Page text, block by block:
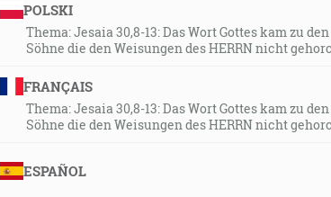
POLSKI
Thema: Jesaia 30,8-13: Das Wort Gottes kam zu
Söhne die den Weisungen des HERRN nicht
FRANÇAIS
Thema: Jesaia 30,8-13: Das Wort Gottes kam zu
Söhne die den Weisungen des HERRN nicht
ESPAÑOL